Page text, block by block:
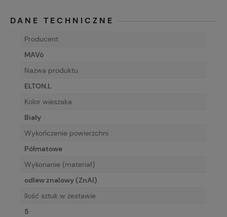
DANE TECHNICZNE
Producent
MAVö
Nazwa produktu
ELTON.L
Kolor wieszaka
Biały
Wykończenie powierzchni
Półmatowe
Wykonanie (materiał)
odlew znalowy (ZnAl)
Ilość sztuk w zestawie
5